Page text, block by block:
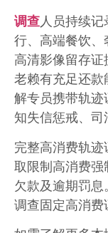
调查人员持续
行、高端餐饮
高清影像留存
老赖有充足还款
解专员携带轨
知失信惩戒、司
完整高消费轨
取限制高消费强
欠款及逾期罚
调查固定高消费